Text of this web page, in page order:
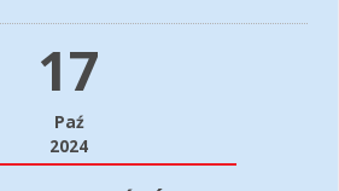
17
Paź
2024